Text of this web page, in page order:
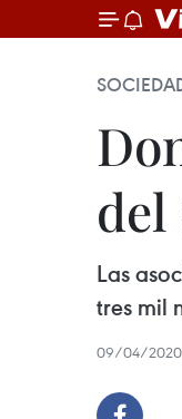
del
Las
tres mil
09/04/2020